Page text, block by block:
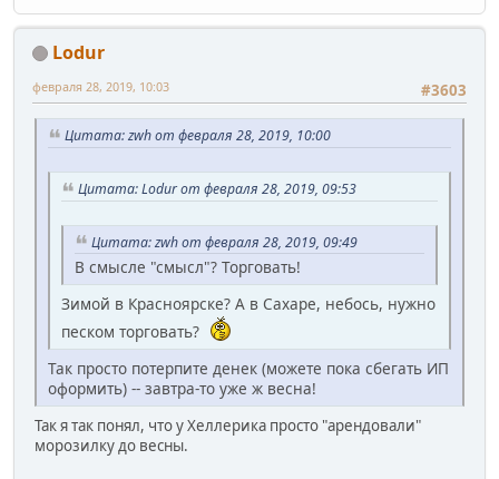
Lodur
#3603
февраля 28, 2019, 10:03
Цитата: zwh от февраля 28, 2019, 10:00
Цитата: Lodur от февраля 28, 2019, 09:53
Цитата: zwh от февраля 28, 2019, 09:49
В смысле "смысл"? Торговать!
Зимой в Красноярске? А в Сахаре, небось, нужно
песком торговать?
Так просто потерпите денек (можете пока сбегать ИП
оформить) -- завтра-то уже ж весна!
Так я так понял, что у Хеллерика просто "арендовали"
морозилку до весны.